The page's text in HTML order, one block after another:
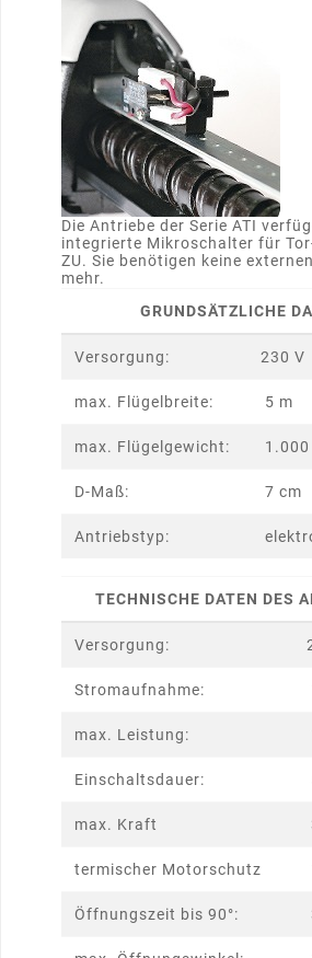
Die Antriebe der Serie ATI
integrierte Mikroschalter für
ZU. Sie benötigen keine
mehr.
GRUNDSÄTZLICHE
Versorgung: 230 V
max. Flügelbreite: 5 m
max. Flügelgewicht: 1.000
D-Maß: 7 cm
Antriebstyp:
TECHNISCHE DATEN DES
Versorgung:
Stromaufnahme:
max. Leistung:
Einschaltsdauer:
max. Kraft
termischer Motorschutz
Öffnungszeit bis 90°: